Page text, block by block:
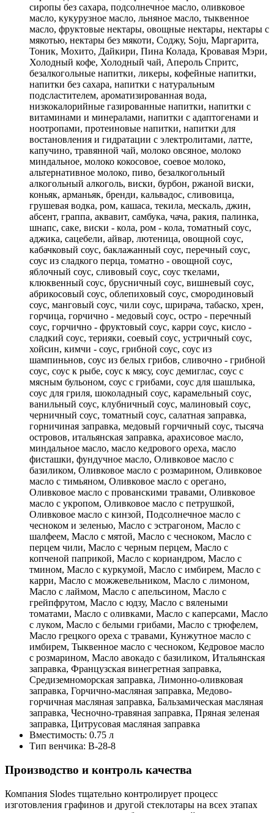
сиропы без сахара, подсолнечное масло, оливковое
масло, кукурузное масло, льняное масло, тыквенное
масло, фруктовые нектары, овощные нектары, нектары с
мякотью, нектары без мякоти, Соджу, Soju, Маргарита,
Тоник, Мохито, Дайкири, Пина Колада, Кровавая Мэри,
Холодный кофе, Холодный чай, Апероль Спритс,
безалкогольные напитки, ликеры, кофейные напитки,
напитки без сахара, напитки с натуральным
подсластителем, ароматизированная вода,
низкокалорийные газированные напитки, напитки с
витаминами и минералами, напитки с адаптогенами и
ноотропами, протеиновые напитки, напитки для
востановления и гидратации с электролитами, латте,
капучино, травянной чай, молоко овсяное, молоко
миндальное, молоко кокосовое, соевое молоко,
альтернативное молоко, пиво, безалкогольный
алкогольный алкоголь, виски, бурбон, ржаной виски,
коньяк, арманьяк, бренди, кальвадос, сливовица,
грушевая водка, ром, кашаса, текила, мескаль, джин,
абсент, граппа, аквавит, самбука, чача, ракия, палинка,
шнапс, саке, виски - кола, ром - кола, томатный соус,
аджика, сацебели, айвар, лютеница, овощной соус,
кабачковый соус, баклажанный соус, перечный соус,
соус из сладкого перца, томатно - овощной соус,
яблочный соус, сливовый соус, соус ткелами,
клюквенный соус, брусничный соус, вишневый соус,
абрикосовый соус, облепиховый соус, смородиновый
соус, манговый соус, чили соус, шрирача, табаско, хрен,
горчица, горчично - медовый соус, остро - перечный
соус, горчично - фруктовый соус, карри соус, кисло -
сладкий соус, терияки, соевый соус, устричный соус,
хойсин, кимчи - соус, грибной соус, соус из
шампиньнов, соус из белых грибов, сливочно - грибной
соус, соус к рыбе, соус к мясу, соус демиглас, соус с
мясным бульоном, соус с грибами, соус для шашлыка,
соус для гриля, шоколадный соус, карамельный соус,
ванильный соус, клубничный соус, малиновый соус,
черничный соус, томатный соус, салатная заправка,
горничиная заправка, медовый горчичный соус, тысяча
островов, итальянская заправка, арахисовое масло,
миндальное масло, масло кедрового ореха, масло
фисташки, фундучное масло, Оливковое масло с
базиликом, Оливковое масло с розмарином, Оливковое
масло с тимьяном, Оливковое масло с орегано,
Оливковое масло с прованскими травами, Оливковое
масло с укропом, Оливковое масло с петрушкой,
Оливковое масло с кинзой, Подсолнечное масло с
чесноком и зеленью, Масло с эстрагоном, Масло с
шалфеем, Масло с мятой, Масло с чесноком, Масло с
перцем чили, Масло с черным перцем, Масло с
копченой паприкой, Масло с кориандром, Масло с
тмином, Масло с куркумой, Масло с имбирем, Масло с
карри, Масло с можжевельником, Масло с лимоном,
Масло с лаймом, Масло с апельсином, Масло с
грейпфрутом, Масло с юдзу, Масло с вялеными
томатами, Масло с оливками, Масло с каперсами, Масло
с луком, Масло с белыми грибами, Масло с трюфелем,
Масло грецкого ореха с травами, Кунжутное масло с
имбирем, Тыквенное масло с чесноком, Кедровое масло
с розмарином, Масло авокадо с базиликом, Итальянская
заправка, Французская винегретная заправка,
Средиземноморская заправка, Лимонно-оливковая
заправка, Горчично-масляная заправка, Медово-
горчичная масляная заправка, Бальзамическая масляная
заправка, Чесночно-травяная заправка, Пряная зеленая
заправка, Цитрусовая масляная заправка
Вместимость: 0.75 л
Тип венчика: В-28-8
Производство и контроль качества
Компания Slodes тщательно контролирует процесс
изготовления графинов и другой стеклотары на всех этапах